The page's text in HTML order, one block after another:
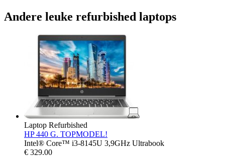
Andere leuke refurbished laptops
Laptop Refurbished
HP 440 G. TOPMODEL!
Intel® Core™ i3-8145U 3,9GHz Ultrabook
€ 329.00